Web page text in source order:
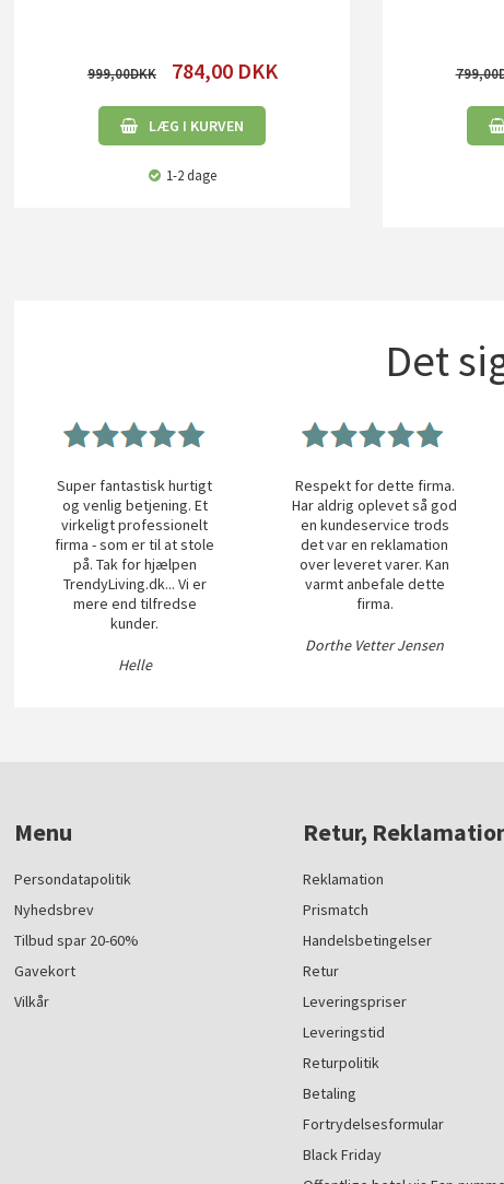
999,00 784,00 DKK
LÆG I KURVEN
1-2 dage
799,00
Det
Super fantastisk hurtigt
og venlig betjening. Et
virkeligt professionelt
firma - som er til at stole
på. Tak for hjælpen
TrendyLiving.dk... Vi er
mere end tilfredse
kunder.
Helle
Respekt for dette firma.
Har aldrig oplevet så god
en kundeservice trods
det var en reklamation
over leveret varer. Kan
varmt anbefale dette
firma.
Dorthe Vetter Jensen
Menu
Persondatapolitik
Nyhedsbrev
Tilbud spar 20-60%
Gavekort
Vilkår
Retur,
Reklamation
Prismatch
Handelsbetingelser
Retur
Leveringspriser
Leveringstid
Returpolitik
Betaling
Fortrydelsesformular
Black Friday